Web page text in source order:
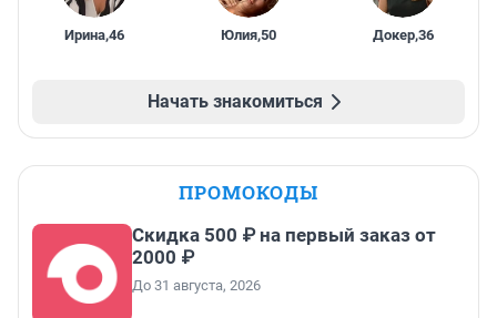
Ирина,46 Юлия,50 Докер,36
Начать знакомиться
ПРОМОКОДЫ
Скидка 500 ₽ на первый заказ от
2000 ₽
До 31 августа, 2026